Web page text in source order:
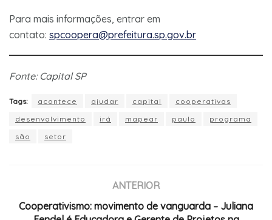
Para mais informações, entrar em
contato: spcoopera@prefeitura.sp.gov.br
Fonte: Capital SP
Tags: acontece ajudar capital
cooperativas
desenvolvimento
irá mapear paulo
programa
são
setor
ANTERIOR
Cooperativismo: movimento de vanguarda – Juliana